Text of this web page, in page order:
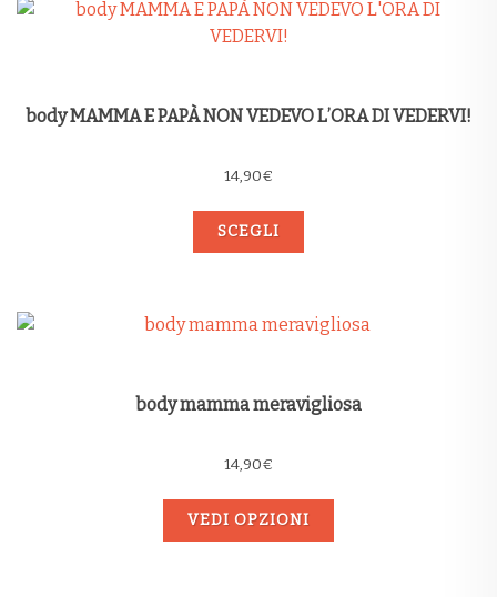
body MAMMA E PAPÀ NON VEDEVO L’ORA DI VEDERVI!
14,90€
SCEGLI
body mamma meravigliosa
14,90€
VEDI OPZIONI